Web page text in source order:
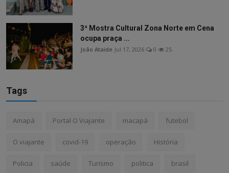
3ª Mostra Cultural Zona Norte em Cena
ocupa praça ...
João Ataide Jul 17, 2026 0 25
Tags
Amapá Portal O Viajante macapá futebol
O viajante covid-19 operação História
Policia saúde Turismo politica brasil